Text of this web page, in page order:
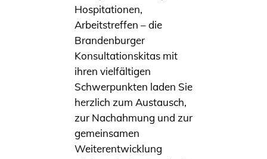
Hospitationen,
Arbeitstreffen – die
Brandenburger
Konsultationskitas mit
ihren vielfältigen
Schwerpunkten laden Sie
herzlich zum Austausch,
zur Nachahmung und zur
gemeinsamen
Weiterentwicklung